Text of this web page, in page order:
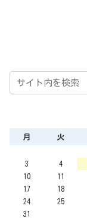
月 火
3
4
10
11
17
18
24
25
31